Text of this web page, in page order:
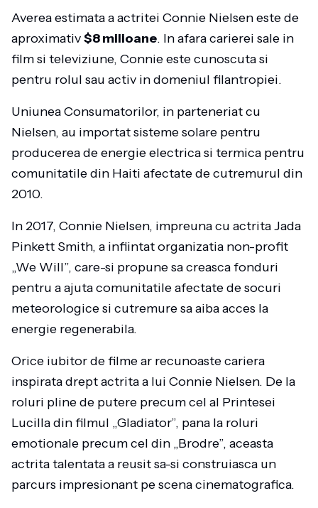
Averea estimata a actritei Connie Nielsen este de
aproximativ$8 milioane. In afara carierei sale in
film si televiziune, Connie este cunoscuta si
pentru rolul sau activ in domeniul filantropiei.
Uniunea Consumatorilor, in parteneriat cu
Nielsen, au importat sisteme solare pentru
producerea de energie electrica si termica pentru
comunitatile din Haiti afectate de cutremurul din
2010.
In 2017, Connie Nielsen, impreuna cu actrita Jada
Pinkett Smith, a infiintat organizatia non-profit
„We Will”, care-si propune sa creasca fonduri
pentru a ajuta comunitatile afectate de socuri
meteorologice si cutremure sa aiba acces la
energie regenerabila.
Orice iubitor de filme ar recunoaste cariera
inspirata drept actrita a lui Connie Nielsen. De la
roluri pline de putere precum cel al Printesei
Lucilla din filmul „Gladiator”, pana la roluri
emotionale precum cel din „Brodre”, aceasta
actrita talentata a reusit sa-si construiasca un
parcurs impresionant pe scena cinematografica.